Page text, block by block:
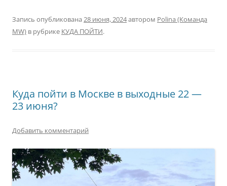
Запись опубликована 28 июня, 2024автором Polina (Команда
MW) в рубрике КУДА ПОЙТИ.
Куда пойти в Москве в выходные 22 —
23 июня?
Добавить комментарий